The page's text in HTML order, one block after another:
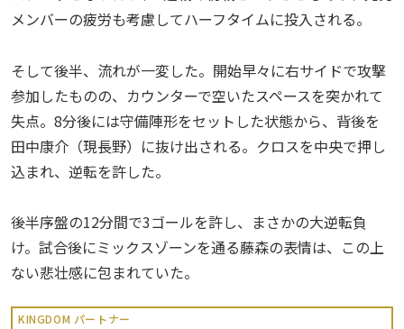
メンバーの疲労も考慮してハーフタイムに投入される。
そして後半、流れが一変した。開始早々に右サイドで攻撃
参加したものの、カウンターで空いたスペースを突かれて
失点。8分後には守備陣形をセットした状態から、背後を
田中康介（現長野）に抜け出される。クロスを中央で押し
込まれ、逆転を許した。
後半序盤の12分間で3ゴールを許し、まさかの大逆転負
け。試合後にミックスゾーンを通る藤森の表情は、この上
ない悲壮感に包まれていた。
KINGDOM パートナー